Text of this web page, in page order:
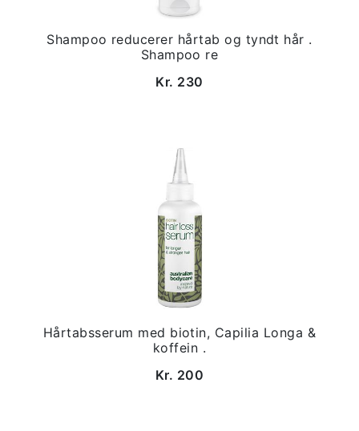
Shampoo reducerer hårtab og tyndt hår .
Shampoo re
Kr. 230
Hårtabsserum med biotin, Capilia Longa &
koffein .
Kr. 200